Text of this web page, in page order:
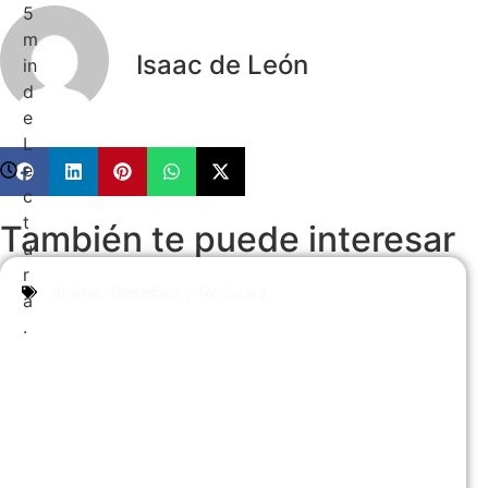
5
m
in
d
e
L
e
c
t
u
r
a
.
Isaac de León
También te puede interesar